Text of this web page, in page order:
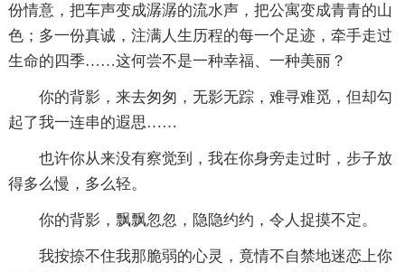
份情意，把车声变成潺潺的流水声，把公寓变成青青的山
色；多一份真诚，注满人生历程的每一个足迹，牵手走过
生命的四季……这何尝不是一种幸福、一种美丽？
你的背影，来去匆匆，无影无踪，难寻难觅，但却勾
起了我一连串的遐思……
也许你从来没有察觉到，我在你身旁走过时，步子放
得多么慢，多么轻。
你的背影，飘飘忽忽，隐隐约约，令人捉摸不定。
我按捺不住我那脆弱的心灵，竟情不自禁地迷恋上你